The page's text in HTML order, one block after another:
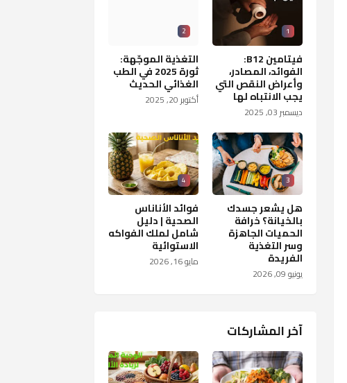
1
فيتامين B12:
الفوائد، المصادر،
وأعراض النقص التي
يجب الانتباه لها
ديسمبر 03, 2025
2
التغذية الموجّهة:
ثورة 2025 في الطب
الغذائي الحديث
أكتوبر 20, 2025
3
هل يشعر جسدك
بالخيانة؟ خرافة
الحميات الجاهزة
وسر التغذية
الفريدة
يونيو 09, 2026
4
فوائد الأناناس
الصحية | دليل
شامل لملك الفواكه
الاستوائية
مايو 16, 2026
آخر المشاركات